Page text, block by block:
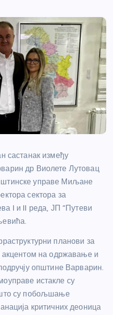
састанак између
др Виолете Лутовац
управе Миљане
сектора за
I и II реда, ЈП “Путеви
планови за
на одржавање и
општине Варварин.
истакле су
су побољшање
критичних деоница